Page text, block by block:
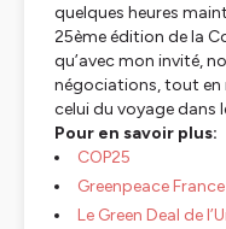
quelques heures
25ème édition de la
qu’avec mon invité,
négociations, tout en
celui du voyage dans
Pour en savoir plus:
COP25
Greenpeace France
Le Green Deal de